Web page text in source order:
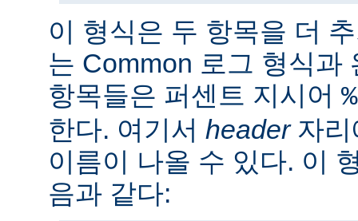
이 형식은 두 항목을 더
는 Common 로그 형식과
항목들은 퍼센트 지시어
한다. 여기서 header자리
이름이 나올 수 있다. 이
음과 같다: